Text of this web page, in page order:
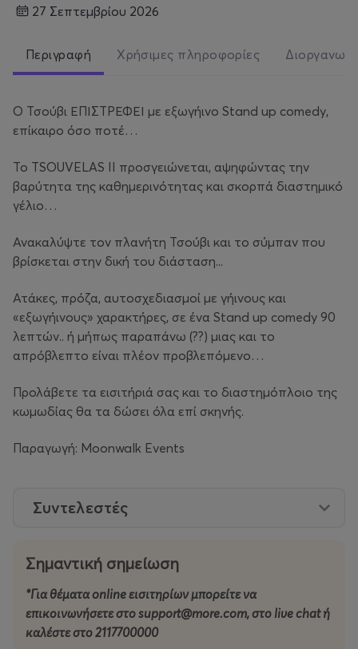
27 Σεπτεμβρίου 2026
Περιγραφή Χρήσιμες πληροφορίες
Ο Τσούβι ΕΠΙΣΤΡΕΦΕΙ με εξωγήινο Stand up comedy,
επίκαιρο όσο ποτέ…
Το TSOUVELAS II προσγειώνεται, αψηφώντας την
βαρύτητα της καθημερινότητας και σκορπά διαστημικό
γέλιο…
Ανακαλύψτε τον πλανήτη Τσούβι και το σύμπαν που
βρίσκεται στην δική του διάσταση...
Ατάκες, πρόζα, αυτοσχεδιασμοί με γήινους και
«εξωγήινους» χαρακτήρες, σε ένα Stand up comedy 90
λεπτών.. ή μήπως παραπάνω (??) μιας και το
απρόβλεπτο είναι πλέον προβλεπόμενο…
Προλάβετε τα εισιτήριά σας και το διαστημόπλοιο της
κωμωδίας θα τα δώσει όλα επί σκηνής.
Παραγωγή: Moonwalk Events
Συντελεστές
Σημαντική σημείωση
*Για θέματα online εισιτηρίων μπορείτε να
επικοινωνήσετε στο support@more.com, στο live chat ή
καλέστε στο 2117700000